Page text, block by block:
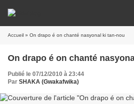
Accueil » On drapo é on chanté nasyonal ki tan-nou
On drapo é on chanté
Publié le 07/12/2010 à 23:44
Par SHAKA (Gwakafwika)